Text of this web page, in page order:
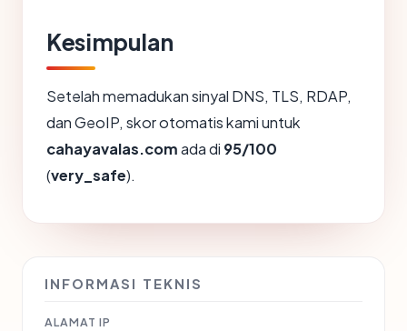
Kesimpulan
Setelah memadukan sinyal DNS, TLS, RDAP,
dan GeoIP, skor otomatis kami untuk
cahayavalas.comada di 95/100
(very_safe).
INFORMASI TEKNIS
ALAMAT IP